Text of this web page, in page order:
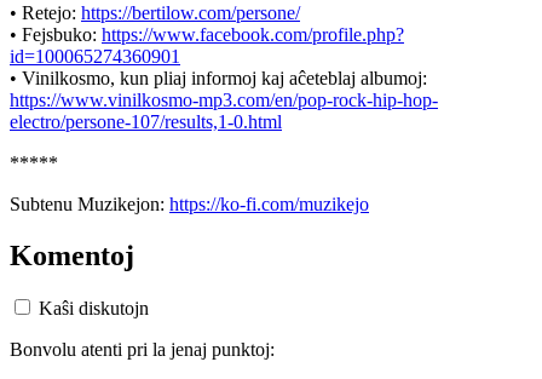
• Retejo: https://bertilow.com/persone/
• Fejsbuko: https://www.facebook.com/profile.php?
id=100065274360901
• Vinilkosmo, kun pliaj informoj kaj aĉeteblaj albumoj:
https://www.vinilkosmo-mp3.com/en/pop-rock-hip-hop-
electro/persone-107/results,1-0.html
*****
Subtenu Muzikejon: https://ko-fi.com/muzikejo
Komentoj
Kaŝi diskutojn
Bonvolu atenti pri la jenaj punktoj: